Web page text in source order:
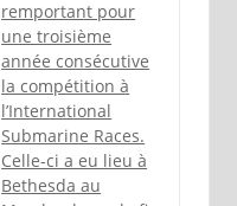
remportant pour
une troisième
année consécutive
la compétition à
l’International
Submarine Races.
Celle-ci a eu lieu à
Bethesda au